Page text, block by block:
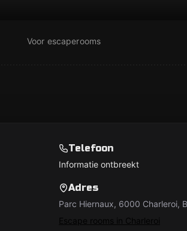
Voor escaperooms
Telefoon
Informatie ontbreekt
Adres
Parc Hiernaux, 6000 Charleroi,
Escape rooms in Charleroi